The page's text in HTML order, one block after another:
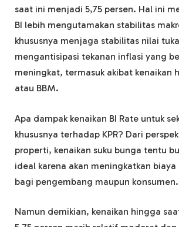
saat ini menjadi 5,75 persen. Hal ini
BI lebih mengutamakan stabilitas
khususnya menjaga stabilitas nilai
mengantisipasi tekanan inflasi yang
meningkat, termasuk akibat kenaikan
atau BBM.
Apa dampak kenaikan BI Rate untuk
khususnya terhadap KPR? Dari
properti, kenaikan suku bunga tentu
ideal karena akan meningkatkan
bagi pengembang maupun konsumen.
Namun demikian, kenaikan hingga